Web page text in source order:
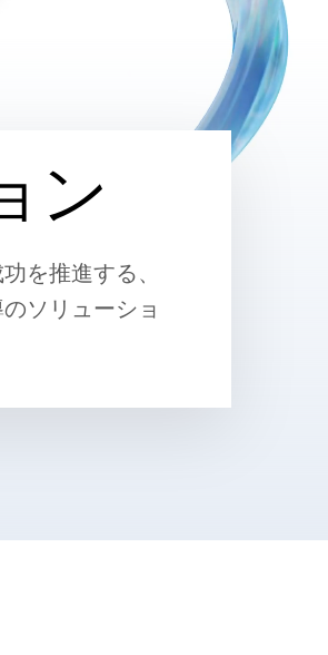
ン
を推進する、
ソリューショ